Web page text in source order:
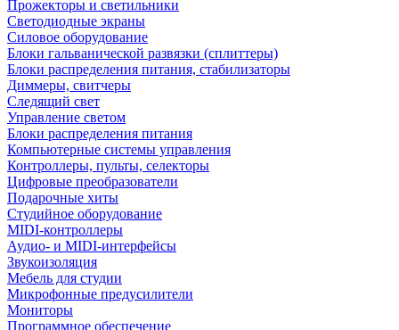
Прожекторы и светильники
Светодиодные экраны
Силовое оборудование
Блоки гальванической развязки (сплиттеры)
Блоки распределения питания, стабилизаторы
Диммеры, свитчеры
Следящий свет
Управление светом
Блоки распределения питания
Компьютерные системы управления
Контроллеры, пульты, селекторы
Цифровые преобразователи
Подарочные хиты
Студийное оборудование
MIDI-контроллеры
Аудио- и MIDI-интерфейсы
Звукоизоляция
Мебель для студии
Микрофонные предусилители
Мониторы
Программное обеспечение